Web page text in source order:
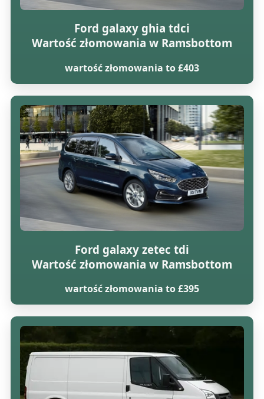
Ford galaxy ghia tdci
Wartość złomowania w Ramsbottom
wartość złomowania to £403
Ford galaxy zetec tdi
Wartość złomowania w Ramsbottom
wartość złomowania to £395